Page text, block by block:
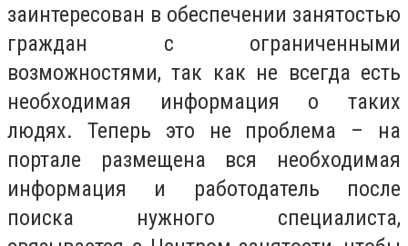
заинтересован в обеспечении занятостью
граждан с ограниченными
возможностями, так как не всегда есть
необходимая информация о таких
людях. Теперь это не проблема – на
портале размещена вся необходимая
информация и работодатель после
поиска нужного специалиста,